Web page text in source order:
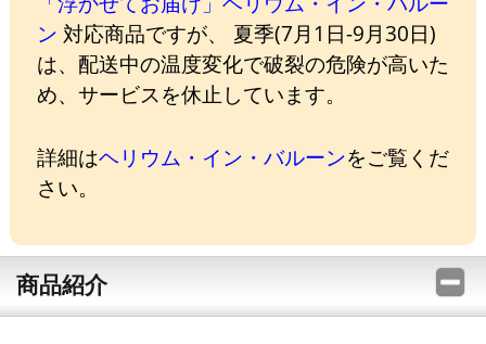
ン 対応商品ですが、 夏季(7月1日-9月30日)
は、配送中の温度変化で破裂の危険が高いた
め、サービスを休止しています。
詳細はヘリウム・イン・バルーンをご覧くだ
さい。
商品紹介